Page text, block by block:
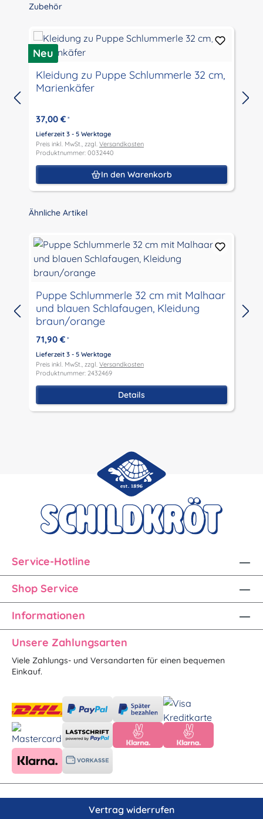
Produktgalerie überspringen
Zubehör
Neu
Kleidung zu Puppe Schlummerle 32 cm,
Marienkäfer
37,00 € *
Lieferzeit 3 - 5 Werktage
Preis inkl. MwSt., zzgl. Versandkosten
Produktnummer: 0032440
In den Warenkorb
Produktgalerie überspringen
Ähnliche Artikel
Puppe Schlummerle 32 cm mit Malhaar
und blauen Schlafaugen, Kleidung
braun/orange
71,90 € *
Lieferzeit 3 - 5 Werktage
Preis inkl. MwSt., zzgl. Versandkosten
Produktnummer: 2432469
Details
Service-Hotline
Shop Service
Informationen
Unsere Zahlungsarten
Viele Zahlungs- und Versandarten für einen bequemen
Einkauf.
Vertrag widerrufen